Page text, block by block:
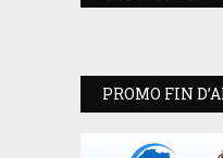
PROMO FIN